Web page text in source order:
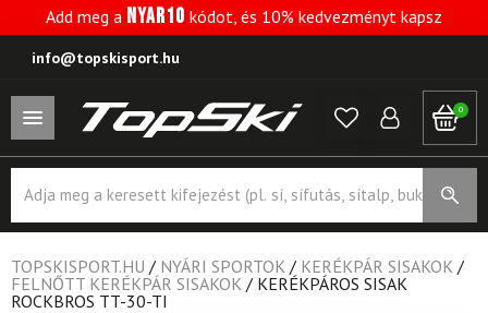
Add meg a NYAR10 kódot, és 10% kedvezményt kapsz
info@topskisport.hu
0
search
TOPSKISPORT.HU / NYÁRI SPORTOK / KERÉKPÁR SISAKOK /
FELNŐTT KERÉKPÁR SISAKOK / KERÉKPÁROS SISAK
ROCKBROS TT-30-TI